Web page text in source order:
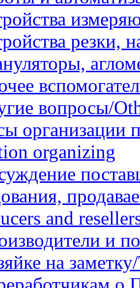
резки,
вопросы/
организации
organizing
and
и
на